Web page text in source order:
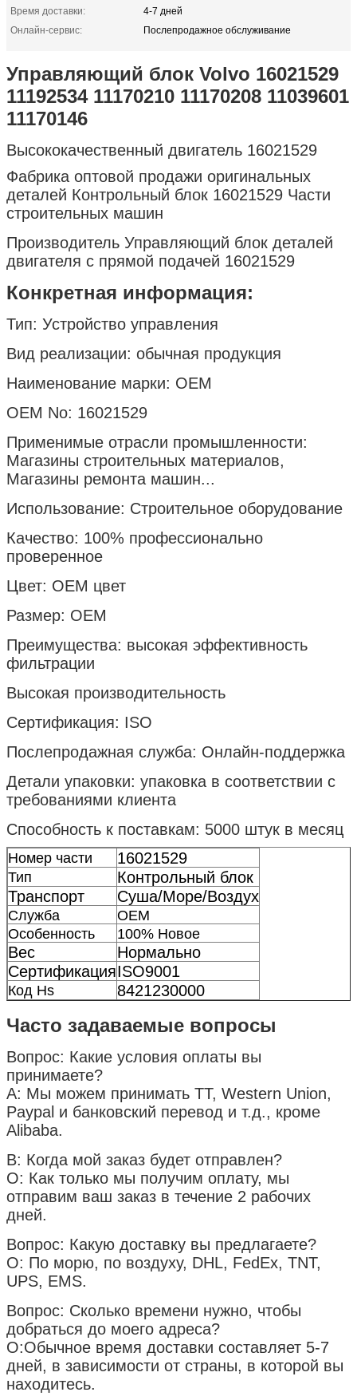
Время доставки:
4-7 дней
Онлайн-сервис:
Послепродажное обслуживание
Управляющий блок Volvo 16021529
11192534 11170210 11170208 11039601
11170146
Высококачественный двигатель 16021529
Фабрика оптовой продажи оригинальных
деталей Контрольный блок 16021529 Части
строительных машин
Производитель Управляющий блок деталей
двигателя с прямой подачей 16021529
Конкретная информация:
Тип: Устройство управления
Вид реализации: обычная продукция
Наименование марки: OEM
OEM No: 16021529
Применимые отрасли промышленности:
Магазины строительных материалов,
Магазины ремонта машин...
Использование: Строительное оборудование
Качество: 100% профессионально
проверенное
Цвет: OEM цвет
Размер: OEM
Преимущества: высокая эффективность
фильтрации
Высокая производительность
Сертификация: ISO
Послепродажная служба: Онлайн-поддержка
Детали упаковки: упаковка в соответствии с
требованиями клиента
Способность к поставкам: 5000 штук в месяц
Номер части 16021529
Тип
Контрольный блок
Транспорт
Суша/Море/Воздух
Служба
OEM
Особенность
100% Новое
Вес
Нормально
СертификацияISO9001
Код Hs 8421230000
Часто задаваемые вопросы
Вопрос: Какие условия оплаты вы
принимаете?
A: Мы можем принимать TT, Western Union,
Paypal и банковский перевод и т.д., кроме
Alibaba.
В: Когда мой заказ будет отправлен?
О: Как только мы получим оплату, мы
отправим ваш заказ в течение 2 рабочих
дней.
Вопрос: Какую доставку вы предлагаете?
О: По морю, по воздуху, DHL, FedEx, TNT,
UPS, EMS.
Вопрос: Сколько времени нужно, чтобы
добраться до моего адреса?
О:Обычное время доставки составляет 5-7
дней, в зависимости от страны, в которой вы
находитесь.